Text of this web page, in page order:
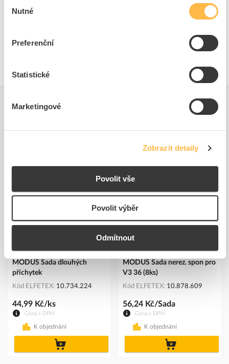
souhlasu
Nutné
Preferenční
Statistické
Marketingové
Zobrazit detaily
Povolit vše
Povolit výběr
Odmítnout
Výška
Materiál
MODUS Sada dlouhých
příchytek
Kód ELFETEX 10.734.224
Cena s DPH
44,99 Kč/ks
K objednání
MODUS Sada nerez. spon pro
V3 36 (8ks)
Kód ELFETEX 10.878.609
Cena s DPH
56,24 Kč/Sada
K objednání